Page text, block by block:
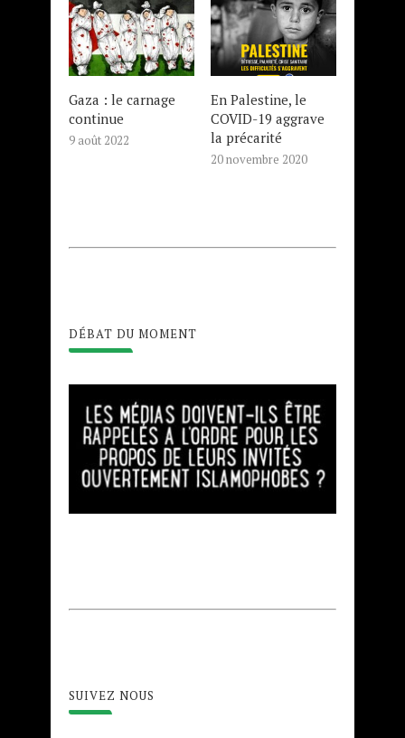
Gaza : le carnage
continue
9 août 2022
En Palestine, le
COVID-19 aggrave
la précarité
20 novembre 2020
DÉBAT DU MOMENT
SUIVEZ NOUS